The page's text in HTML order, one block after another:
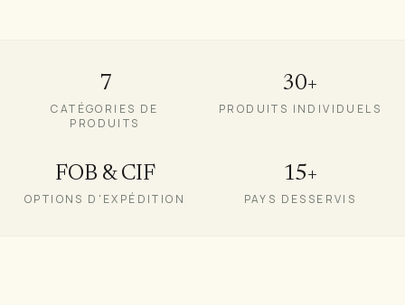
Calculateur Charge Contreplaqué
7
CATÉGORIES DE
PRODUITS
30+
PRODUITS INDIVIDUELS
FOB & CIF
OPTIONS D'EXPÉDITION
15+
PAYS DESSERVIS